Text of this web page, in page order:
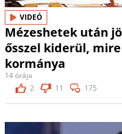
VIDEÓ
Mézeshetek után
ősszel kiderül,
kormánya
14 órája
2
11 175